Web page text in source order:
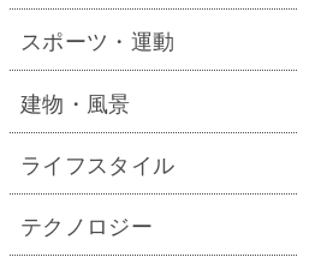
スポーツ・運動
建物・風景
ライフスタイル
テクノロジー